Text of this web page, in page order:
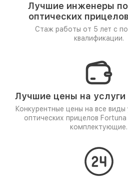
Лучшие инженеры
оптических
Стаж работы от 5 лет с
квалификации.
Лучшие цены на услуги
Конкурентные цены на все виды
оптических прицелов
комплектующие.